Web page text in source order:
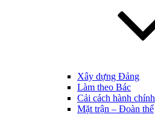
Xây dựng Đảng
Làm theo Bác
Cải cách hành chính
Mặt trận – Đoàn thể